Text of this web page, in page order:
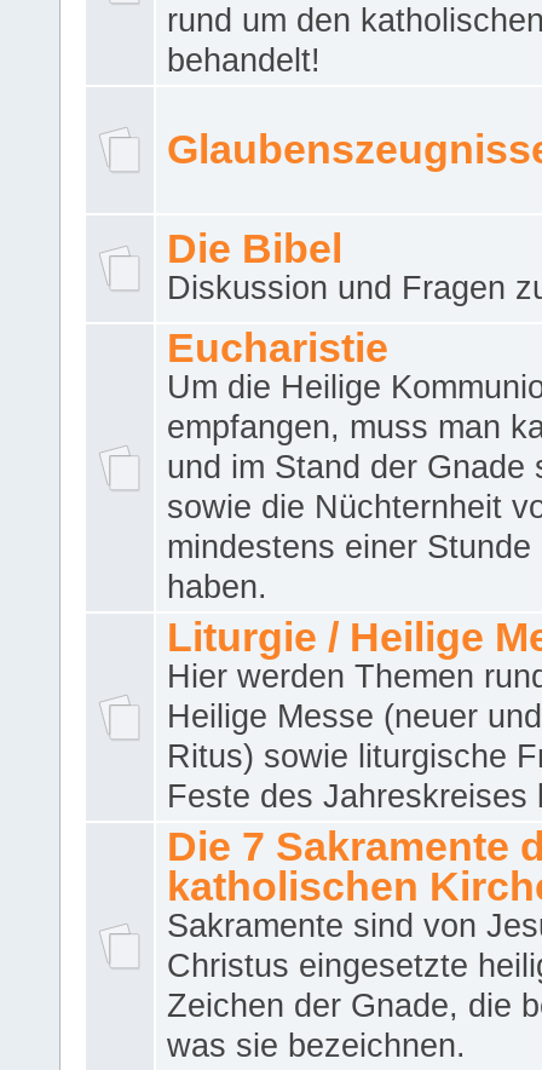
rund um den
behandelt!
Die Bibel
Diskussion und Fragen
Eucharistie
Um die Heilige
empfangen, muss man
und im Stand der Gnade
sowie die Nüchternheit
mindestens einer Stunde
haben.
Liturgie / Heilige
Hier werden Themen
Heilige Messe (neuer
Ritus) sowie liturgische
Feste des Jahreskreises
Die 7 Sakramente
katholischen
Sakramente sind von
Christus eingesetzte
Zeichen der Gnade, die
was sie bezeichnen.